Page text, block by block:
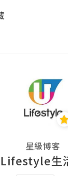
星級博客
生